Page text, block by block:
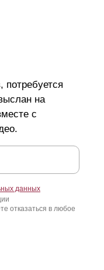
легко
без привлечения
конструктор
заказчика и
упрощает
установка не
вместе с
возникнут какие-
в любой
потребуется
на
с
данных
отказаться в любое